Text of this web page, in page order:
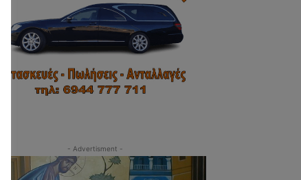
- Advertisment -